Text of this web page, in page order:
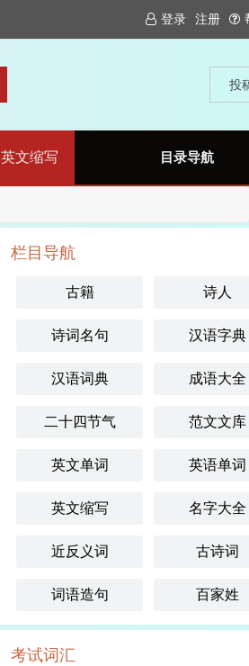
登录 注册
投
目录导航
英文缩写
栏目导航
古籍 诗人
诗词名句 汉语字典
汉语词典 成语大全
二十四节气 范文文库
英文单词 英语单词
英文缩写 名字大全
近反义词 古诗词
词语造句 百家姓
考试词汇